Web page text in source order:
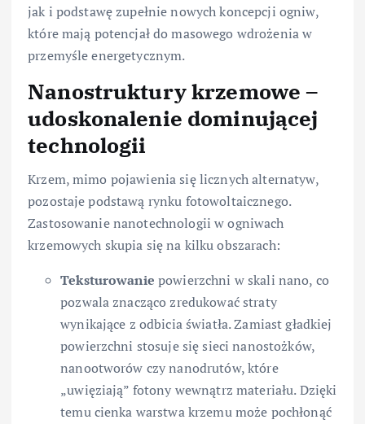
jak i podstawę zupełnie nowych koncepcji ogniw,
które mają potencjał do masowego wdrożenia w
przemyśle energetycznym.
Nanostruktury krzemowe –
udoskonalenie dominującej
technologii
Krzem, mimo pojawienia się licznych alternatyw,
pozostaje podstawą rynku fotowoltaicznego.
Zastosowanie nanotechnologii w ogniwach
krzemowych skupia się na kilku obszarach:
Teksturowanie powierzchni w skali nano, co
pozwala znacząco zredukować straty
wynikające z odbicia światła. Zamiast gładkiej
powierzchni stosuje się sieci nanostożków,
nanootworów czy nanodrutów, które
„uwięziają” fotony wewnątrz materiału. Dzięki
temu cienka warstwa krzemu może pochłonąć